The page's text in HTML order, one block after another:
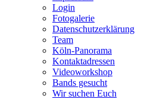
Login
Fotogalerie
Datenschutzerklärung
Team
Köln-Panorama
Kontaktadressen
Videoworkshop
Bands gesucht
Wir suchen Euch